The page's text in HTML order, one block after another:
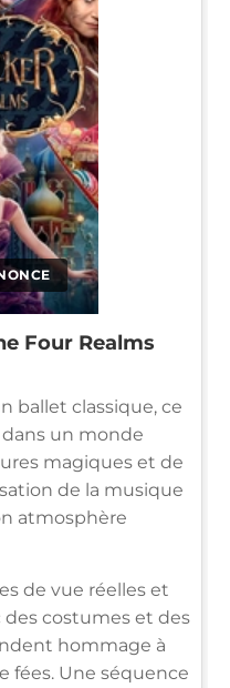
Four Realms
ballet classique, ce
un monde
magiques et de
de la musique
atmosphère
de vue réelles et
des costumes et des
hommage à
fées. Une séquence